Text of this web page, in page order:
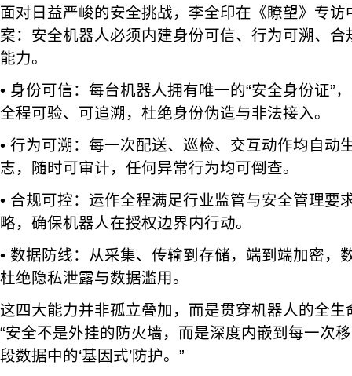
面对日益严峻的安全挑战，李全印在《瞭望》专
案：安全机器人必须内建身份可信、行为可溯、
能力。
• 身份可信：每台机器人拥有唯一的“安全身份证”
全程可验、可追溯，杜绝身份伪造与非法接入。
• 行为可溯：每一次配送、巡检、交互动作均自动
志，随时可审计，任何异常行为均可倒查。
• 合规可控：运作全程满足行业监管与安全管理要
略，确保机器人在授权边界内行动。
• 数据防线：从采集、传输到存储，端到端加密，
杜绝隐私泄露与数据滥用。
这四大能力并非孤立叠加，而是贯穿机器人的全
“安全不是外挂的防火墙，而是深度内嵌到每一次
段数据中的‘基因式’防护。”